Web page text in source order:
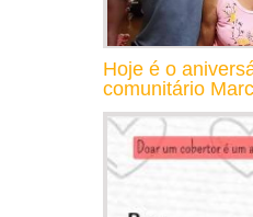
Hoje é o
comunitário